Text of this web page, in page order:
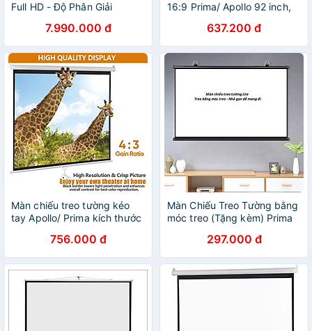
Full HD - Độ Phân Giải
Hàng Chính Hãng
7.990.000 đ
16:9 Prima/ Apollo 92 inch,
và 150 inch - Hàng nhập
khẩu
637.200 đ
Màn chiếu treo tường kéo
tay Apollo/ Prima kích thước
4:3 - Hàng nhập khẩu
756.000 đ
Màn Chiếu Treo Tường bằng
móc treo (Tặng kèm) Prima
60 inch, 72 inch, 80 inch, 92
inch, 100 inch - Hàng nhập
khẩu
297.000 đ